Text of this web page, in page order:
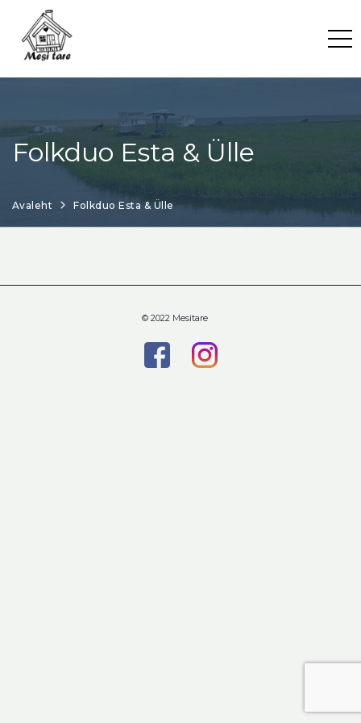
content
Folkduo Esta & Ülle
Avaleht Folkduo Esta & Ülle
© 2022 Mesitare